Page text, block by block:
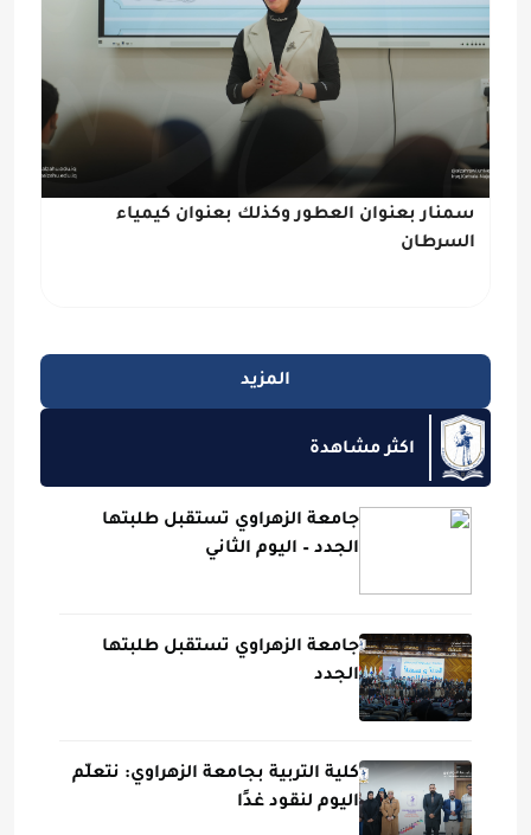
سمنار بعنوان العطور وكذلك بعنوان كيمياء
السرطان
المزيد
اكثر مشاهدة
جامعة الزهراوي تستقبل طلبتها
الجدد – اليوم الثاني
جامعة الزهراوي تستقبل طلبتها
الجدد
كلية التربية بجامعة الزهراوي: نتعلّم
اليوم لنقود غدًا